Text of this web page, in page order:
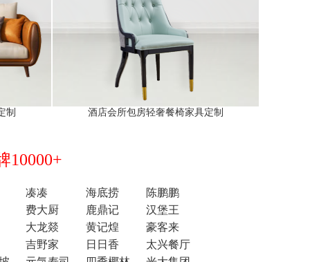
制 酒店会所包房轻奢餐椅家具定制
10000+
凑凑 海底捞
陈鹏鹏
费大厨
鹿鼎记
汉堡王
大龙燚
黄记煌
豪客来
吉野家
日日香
太兴餐厅